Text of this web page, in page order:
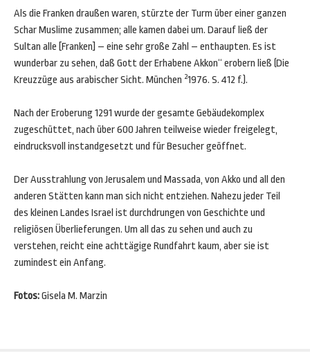
Als die Franken draußen waren, stürzte der Turm über einer ganzen
Schar Muslime zusammen; alle kamen dabei um. Darauf ließ der
Sultan alle [Franken] – eine sehr große Zahl – enthaupten. Es ist
wunderbar zu sehen, daß Gott der Erhabene Akkon“ erobern ließ (Die
Kreuzzüge aus arabischer Sicht. München 21976. S. 412 f.).
Nach der Eroberung 1291 wurde der gesamte Gebäudekomplex
zugeschüttet, nach über 600 Jahren teilweise wieder freigelegt,
eindrucksvoll instandgesetzt und für Besucher geöffnet.
Der Ausstrahlung von Jerusalem und Massada, von Akko und all den
anderen Stätten kann man sich nicht entziehen. Nahezu jeder Teil
des kleinen Landes Israel ist durchdrungen von Geschichte und
religiösen Überlieferungen. Um all das zu sehen und auch zu
verstehen, reicht eine achttägige Rundfahrt kaum, aber sie ist
zumindest ein Anfang.
Fotos:Gisela M. Marzin